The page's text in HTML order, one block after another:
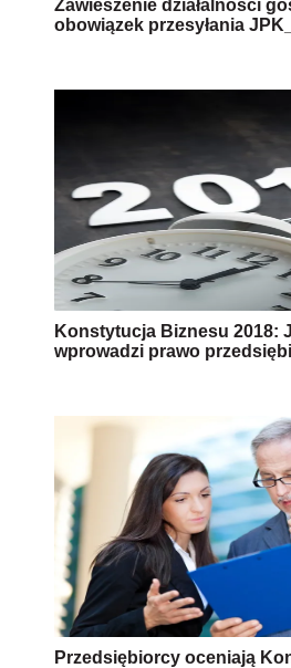
Zawieszenie działalności
obowiązek przesyłania
Konstytucja Biznesu 2018:
wprowadzi prawo
Przedsiębiorcy oceniają